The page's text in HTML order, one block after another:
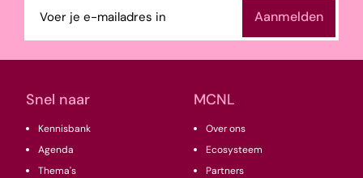
Snel naar
Kennisbank
Agenda
Thema's
MCNL
Over ons
Ecosysteem
Partners
mailadres
(Vereist)